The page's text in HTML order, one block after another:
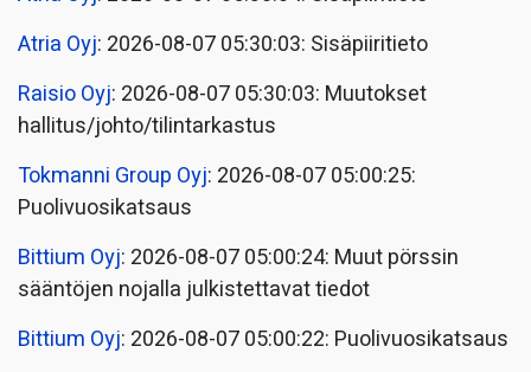
Atria Oyj: 2026-08-07 05:30:03: Sisäpiiritieto
Raisio Oyj: 2026-08-07 05:30:03: Muutokset
hallitus/johto/tilintarkastus
Tokmanni Group Oyj: 2026-08-07 05:00:25:
Puolivuosikatsaus
Bittium Oyj: 2026-08-07 05:00:24: Muut pörssin
sääntöjen nojalla julkistettavat tiedot
Bittium Oyj: 2026-08-07 05:00:22: Puolivuosikatsaus